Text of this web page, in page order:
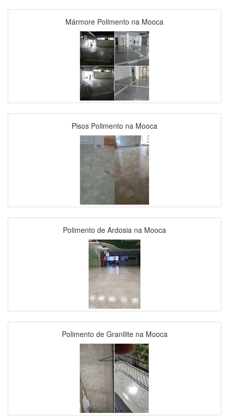
Mármore Polimento na Mooca
Pisos Polimento na Mooca
Polimento de Ardosia na Mooca
Polimento de Granilite na Mooca